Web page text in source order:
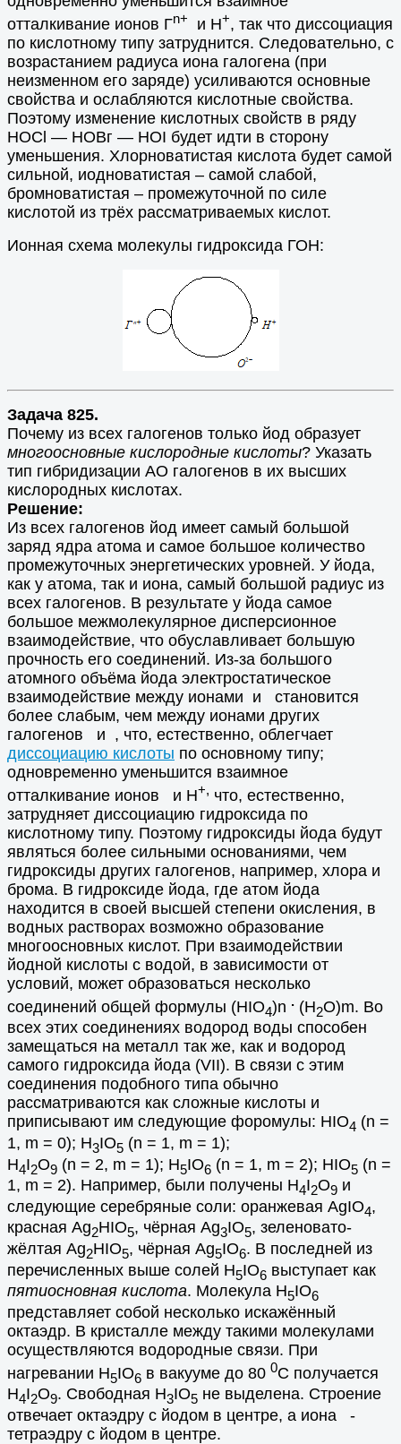
отталкивание ионов Гn+ и Н+, так что диссоциация
по кислотному типу затруднится. Следовательно, с
возрастанием радиуса иона галогена (при
неизменном его заряде) усиливаются основные
свойства и ослабляются кислотные свойства.
Поэтому изменение кислотных свойств в ряду
НОСl — НОВг — НОI будет идти в сторону
уменьшения. Хлорноватистая кислота будет самой
сильной, иодноватистая – самой слабой,
бромноватистая – промежуточной по силе
кислотой из трёх рассматриваемых кислот.
Ионная схема молекулы гидроксида ГОН:
Задача 825.
Почему из всех галогенов только йод образует
многоосновные кислородные кислоты? Указать
тип гибридизации АО галогенов в их высших
кислородных кислотах.
Решение:
Из всех галогенов йод имеет самый большой
заряд ядра атома и самое большое количество
промежуточных энергетических уровней. У йода,
как у атома, так и иона, самый большой радиус из
всех галогенов. В результате у йода самое
большое межмолекулярное дисперсионное
взаимодействие, что обуславливает большую
прочность его соединений. Из-за большого
атомного объёма йода электростатическое
взаимодействие между ионами и становится
более слабым, чем между ионами других
галогенов и , что, естественно, облегчает
диссоциацию кислоты по основному типу;
одновременно уменьшится взаимное
отталкивание ионов и Н+, что, естественно,
затрудняет диссоциацию гидроксида по
кислотному типу. Поэтому гидроксиды йода будут
являться более сильными основаниями, чем
гидроксиды других галогенов, например, хлора и
брома. В гидроксиде йода, где атом йода
находится в своей высшей степени окисления, в
водных растворах возможно образование
многоосновных кислот. При взаимодействии
йодной кислоты с водой, в зависимости от
условий, может образоваться несколько
соединений общей формулы (НIO4)n . (Н2О)m. Во
всех этих соединениях водород воды способен
замещаться на металл так же, как и водород
самого гидроксида йода (VII). В связи с этим
соединения подобного типа обычно
рассматриваются как сложные кислоты и
приписывают им следующие форомулы: HIO4 (n =
1, m = 0); H3IO5 (n = 1, m = 1);
H4I2O9 (n = 2, m = 1); H5IO6 (n = 1, m = 2); HIO5 (n =
1, m = 2). Например, были получены H4I2O9 и
следующие серебряные соли: оранжевая AgIO4,
красная Ag2HIO5, чёрная Ag3IO5, зеленовато-
жёлтая Ag2HIO5, чёрная Ag5IO6. В последней из
перечисленных выше солей H5IO6 выступает как
пятиосновная кислота. Молекула H5IO6
представляет собой несколько искажённый
октаэдр. В кристалле между такими молекулами
осуществляются водородные связи. При
нагревании H5IO6 в вакууме до 80 0С получается
H4I2O9. Свободная H3IO5 не выделена. Строение
отвечает октаэдру с йодом в центре, а иона -
тетраэдру с йодом в центре.